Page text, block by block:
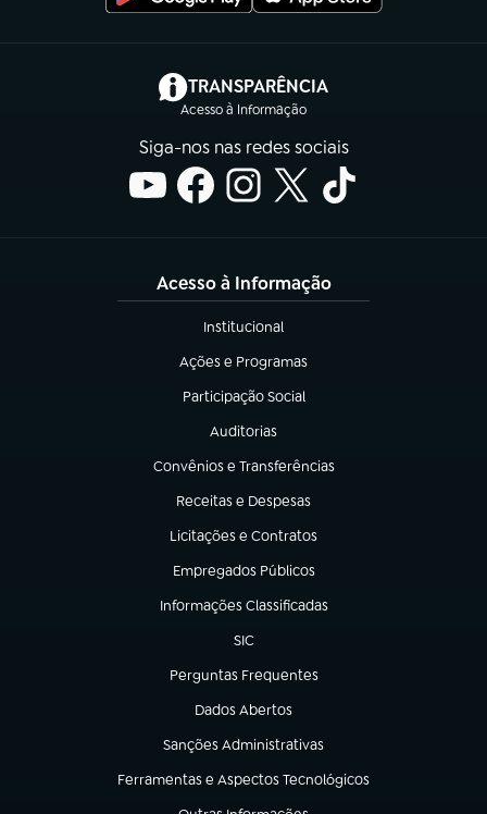
TRANSPARÊNCIA
Acesso à Informação
(abre em nova aba)
Siga-nos nas redes sociais
Acesso à Informação
Institucional
(abre em nova aba)
Ações e Programas
(abre em nova aba)
Participação Social
(abre em nova aba)
Auditorias
(abre em nova aba)
Convênios e Transferências
(abre em nova aba)
Receitas e Despesas
(abre em nova aba)
Licitações e Contratos
(abre em nova aba)
Empregados Públicos
(abre em nova aba)
Informações Classificadas
(abre em nova aba)
SIC
(abre em nova aba)
Perguntas Frequentes
(abre em nova aba)
Dados Abertos
(abre em nova aba)
Sanções Administrativas
(abre em nova aba)
Ferramentas e Aspectos Tecnológicos
(abre em nova aba)